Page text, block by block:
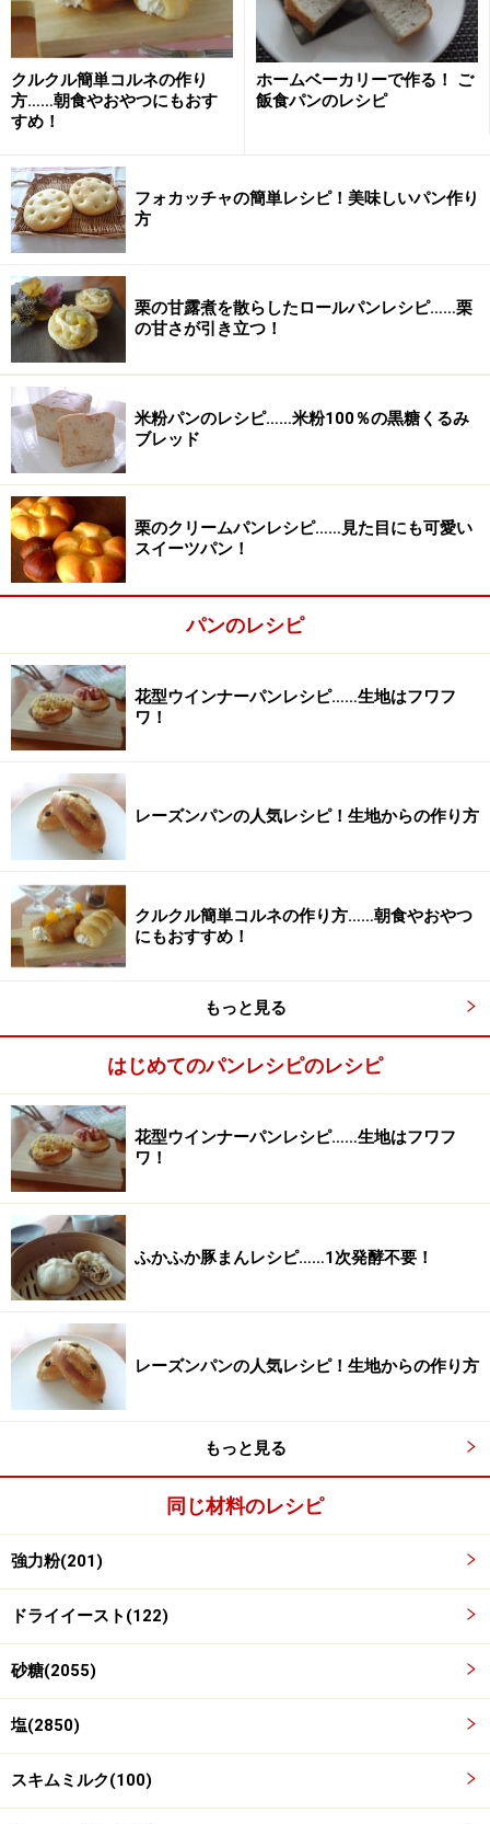
砂糖 （あられ糖）適量
ツオップの作り方・手順
■生地をこねる
1
ボウルに材料を入れ、混ぜる
ボウルに強力粉、イースト、砂糖、塩、スキムミルクを
入れざっくりと混ぜます。この時、塩とイーストは隣接
しないように気をつけましょう。
2
仕込み水を加える
仕込み水（＝水と全卵）を加え、更に混ぜていきます。
3
こねる
し、こねていきます。両手を交互に動かし、体重をかけ
にしてください。
クルクル簡単コルネの作り
方……朝食やおやつにもおす
すめ！
ホームベーカリーで作る！ ご
飯食パンのレシピ
フォカッチャの簡単レシピ！美味しいパン作り
方
栗の甘露煮を散らしたロールパンレシピ……栗
の甘さが引き立つ！
米粉パンのレシピ……米粉100％の黒糖くるみ
ブレッド
栗のクリームパンレシピ……見た目にも可愛い
スイーツパン！
パンのレシピ
花型ウインナーパンレシピ……生地はフワフ
ワ！
レーズンパンの人気レシピ！生地からの作り方
クルクル簡単コルネの作り方……朝食やおやつ
にもおすすめ！
もっと見る
はじめてのパンレシピのレシピ
花型ウインナーパンレシピ……生地はフワフ
ワ！
ふかふか豚まんレシピ……1次発酵不要！
レーズンパンの人気レシピ！生地からの作り方
もっと見る
同じ材料のレシピ
強力粉(201)
ドライイースト(122)
砂糖(2055)
塩(2850)
スキムミルク(100)